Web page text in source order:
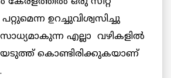
പറ്റുമെന്ന ഉറച്ചുവിശ്വസിച്ചു
എല്ലാ വഴികളിൽ
കൊണ്ടിരിക്കുകയാണ്